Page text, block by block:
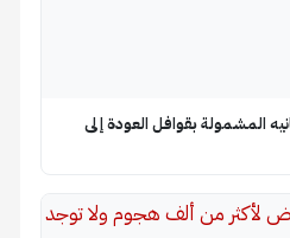
المشمولة بقوافل العودة إلى